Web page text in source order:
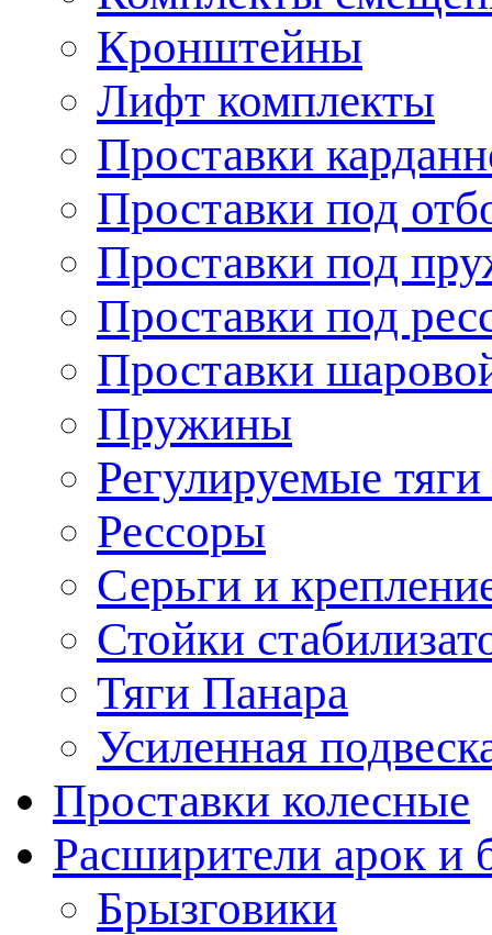
Кронштейны
Лифт комплекты
Проставки
Проставки под
Проставки под
Проставки под
Проставки
Пружины
Регулируемые
Рессоры
Серьги и
Стойки
Тяги Панара
Усиленная
Проставки колесные
Расширители арок и
Брызговики